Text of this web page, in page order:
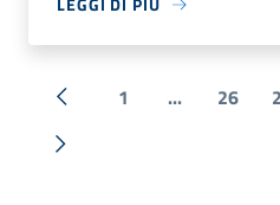
« Precedente
1 ... 26
Successiva »